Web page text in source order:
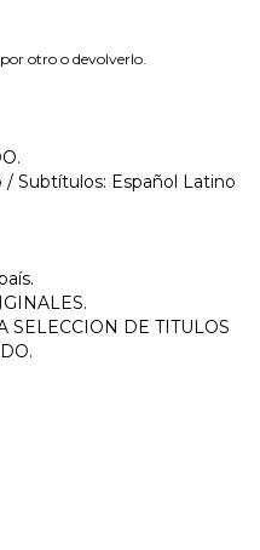
otro o devolverlo.
Subtítulos: Español Latino
SELECCION DE TITULOS